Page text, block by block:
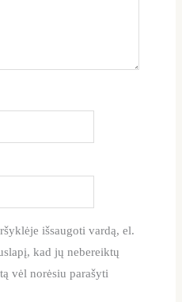
išsaugoti vardą, el.
kad jų nebereiktų
vėl norėsiu parašyti